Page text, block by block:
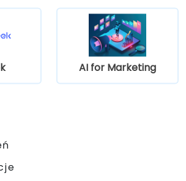
i prognoz sprzedaży.
narzędzia AI z przepływami
marketingu i
AI for Marketing